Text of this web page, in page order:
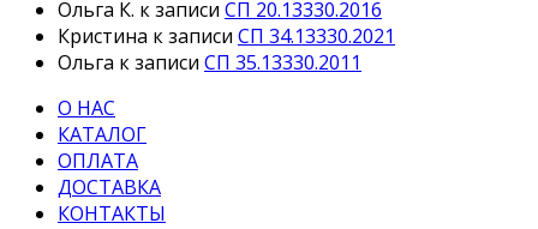
Ольга К. к записи СП 20.13330.2016
Кристина к записи СП 34.13330.2021
Ольга к записи СП 35.13330.2011
О НАС
КАТАЛОГ
ОПЛАТА
ДОСТАВКА
КОНТАКТЫ